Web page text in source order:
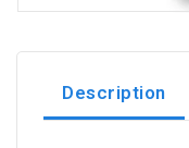
Description